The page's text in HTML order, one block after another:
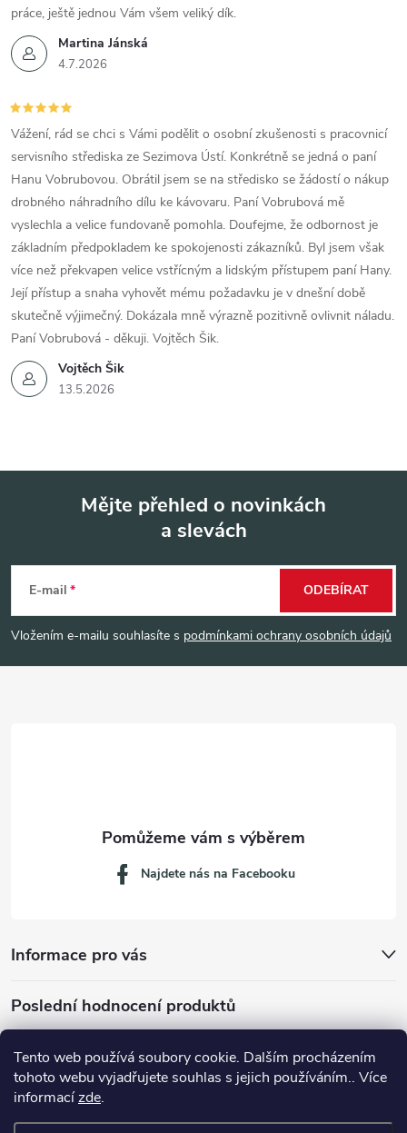
Tento web používá soubory cookie. Dalším procházením
tohoto webu vyjadřujete souhlas s jejich používáním.. Více
informacízde.
Martina Jánská
4.7.2026
práce, ještě jednou Vám všem veliký dík.
Vojtěch Šik
13.5.2026
Vážení, rád se chci s Vámi podělit o osobní zkušenosti s pracovnicí
servisního střediska ze Sezimova Ústí. Konkrétně se jedná o paní
Hanu Vobrubovou. Obrátil jsem se na středisko se žádostí o nákup
drobného náhradního dílu ke kávovaru. Paní Vobrubová mě
vyslechla a velice fundovaně pomohla. Doufejme, že odbornost je
základním předpokladem ke spokojenosti zákazníků. Byl jsem však
více než překvapen velice vstřícným a lidským přístupem paní Hany.
Její přístup a snaha vyhovět mému požadavku je v dnešní době
skutečně výjimečný. Dokázala mně výrazně pozitivně ovlivnit náladu.
Paní Vobrubová - děkuji. Vojtěch Šik.
p
a
Mějte přehled o novinkách
a slevách
E-mail
Vložením e-mailu souhlasíte s podmínkami ochrany osobních údajů
ODEBÍRAT
Informace pro vás
Najdete nás na Facebooku
Poslední hodnocení produktů
Dávkovací lžička na mletou kávu 53132C8134